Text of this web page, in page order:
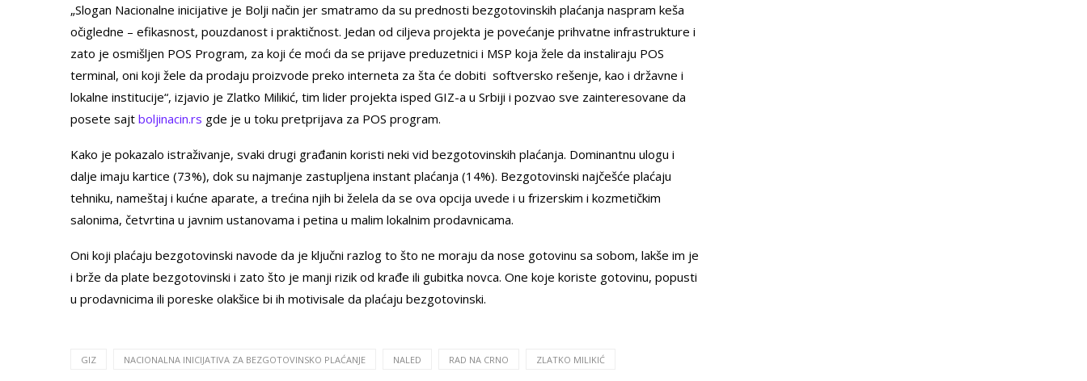
„Slogan Nacionalne inicijative je Bolji način jer smatramo da su prednosti bezgotovinskih plaćanja naspram keša
očigledne – efikasnost, pouzdanost i praktičnost. Jedan od ciljeva projekta je povećanje prihvatne infrastrukture i
zato je osmišljen POS Program, za koji će moći da se prijave preduzetnici i MSP koja žele da instaliraju POS
terminal, oni koji žele da prodaju proizvode preko interneta za šta će dobiti softversko rešenje, kao i državne i
lokalne institucije“, izjavio je Zlatko Milikić, tim lider projekta isped GIZ-a u Srbiji i pozvao sve zainteresovane da
posete sajt boljinacin.rs gde je u toku pretprijava za POS program.
Kako je pokazalo istraživanje, svaki drugi građanin koristi neki vid bezgotovinskih plaćanja. Dominantnu ulogu i
dalje imaju kartice (73%), dok su najmanje zastupljena instant plaćanja (14%). Bezgotovinski najčešće plaćaju
tehniku, nameštaj i kućne aparate, a trećina njih bi želela da se ova opcija uvede i u frizerskim i kozmetičkim
salonima, četvrtina u javnim ustanovama i petina u malim lokalnim prodavnicama.
Oni koji plaćaju bezgotovinski navode da je ključni razlog to što ne moraju da nose gotovinu sa sobom, lakše im je
i brže da plate bezgotovinski i zato što je manji rizik od krađe ili gubitka novca. One koje koriste gotovinu, popusti
u prodavnicima ili poreske olakšice bi ih motivisale da plaćaju bezgotovinski.
GIZ NACIONALNA INICIJATIVA ZA BEZGOTOVINSKO PLAĆANJE NALED RAD NA CRNO ZLATKO MILIKIĆ